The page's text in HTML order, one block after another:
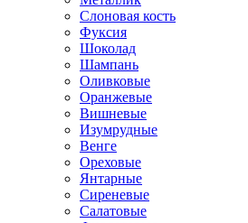
Слоновая кость
Фуксия
Шоколад
Шампань
Оливковые
Оранжевые
Вишневые
Изумрудные
Венге
Ореховые
Янтарные
Сиреневые
Салатовые